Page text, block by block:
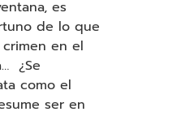
es
de lo que
en el
¿Se
como el
ser en